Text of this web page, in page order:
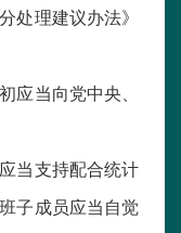
处理建议办法》
当向党中央、
当支持配合统计
子成员应当自觉